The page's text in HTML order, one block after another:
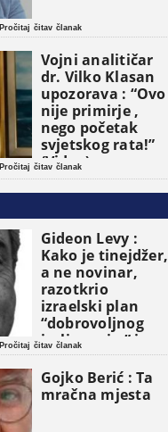
Pročitaj čitav članak
Vojni analitičar
dr. Vilko Klasan
upozorava : “Ovo
nije primirje ,
nego početak
svjetskog rata!”
(Video)
Pročitaj čitav članak
Gideon Levy :
Kako je tinejdžer,
a ne novinar,
razotkrio
izraelski plan
“dobrovoljnog
iseljavanja ” iz
Gaze
Pročitaj čitav članak
Gojko Berić : Ta
mračna mjesta